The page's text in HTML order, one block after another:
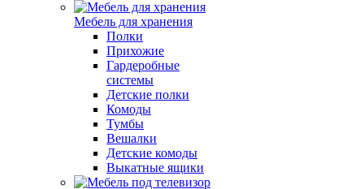
Мебель для хранения
Полки
Прихожие
Гардеробные
системы
Детские полки
Комоды
Тумбы
Вешалки
Детские комоды
Выкатные ящики